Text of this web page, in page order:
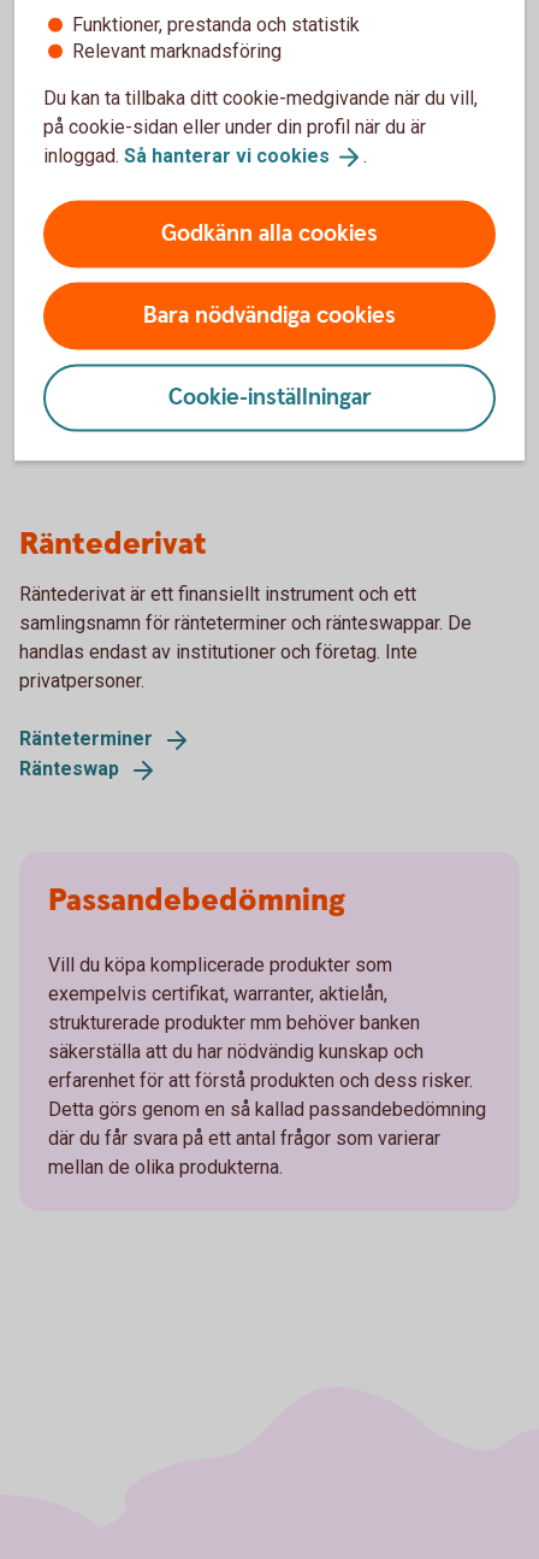
Fördelar
Direkt åtkomst till marknaden
Ändra räntan under löptiden
ränteintervall
Lämpar sig bra som ett riskfördelningsinstrument
Nackdelar
Kan ställa stora krav på bevakningen av
prisutvecklingen
Resultatpåverkan (beroende på redovisningsstandard)
Räntederivat
Räntederivat är ett finansiellt instrument och ett
samlingsnamn för ränteterminer och ränteswappar. De
handlas endast av institutioner och företag. Inte
privatpersoner.
Ränteterminer
Ränteswap
Passandebedömning
Vill du köpa komplicerade produkter som
exempelvis certifikat, warranter, aktielån,
strukturerade produkter mm behöver banken
säkerställa att du har nödvändig kunskap och
erfarenhet för att förstå produkten och dess risker.
Detta görs genom en så kallad passandebedömning
där du får svara på ett antal frågor som varierar
mellan de olika produkterna.
Funktioner, prestanda och statistik
Relevant marknadsföring
Du kan ta tillbaka ditt cookie-medgivande när du vill,
på cookie-sidan eller under din profil när du är
inloggad. Så hanterar vi cookies .
Godkänn alla cookies
Bara nödvändiga cookies
Cookie-inställningar